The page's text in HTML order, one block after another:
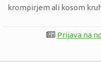
krompirjem ali kosom
Prijava na